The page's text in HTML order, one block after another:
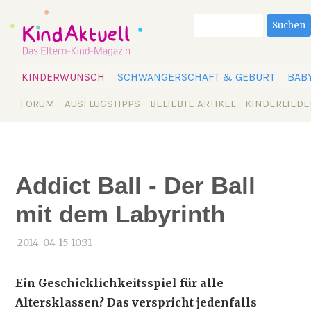
überspringen
KINDERWUNSCH SCHWANGERSCHAFT & GEBURT
Navigation
FORUM AUSFLUGSTIPPS BELIEBTE ARTIKEL
Suchen
Addict Ball - Der Ball
mit dem Labyrinth
2014-04-15 10:31
Ein Geschicklichkeitsspiel für alle
Altersklassen? Das verspricht jedenfalls